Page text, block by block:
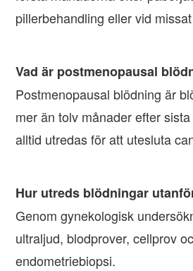
pillerbehandling eller vid
Vad är postmenopausal
Postmenopausal blödning är
mer än tolv månader efter
alltid utredas för att utesluta
Hur utreds blödningar
Genom gynekologisk
ultraljud, blodprover, cellprov
endometriebiopsi.